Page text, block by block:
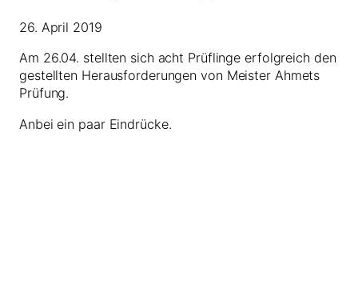
26. April 2019
Am 26.04. stellten sich acht Prüflinge erfolgreich den
gestellten Herausforderungen von Meister Ahmets
Prüfung.
Anbei ein paar Eindrücke.